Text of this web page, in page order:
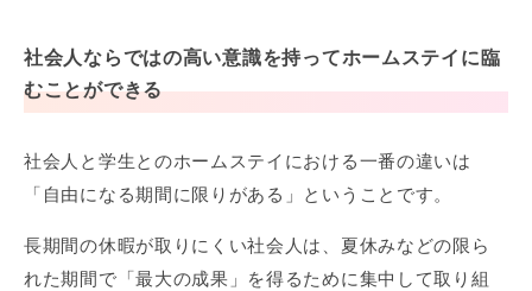
社会人ならではの高い意識を持ってホームステイに臨
むことができる
社会人と学生とのホームステイにおける一番の違いは
「自由になる期間に限りがある」ということです。
長期間の休暇が取りにくい社会人は、夏休みなどの限ら
れた期間で「最大の成果」を得るために集中して取り組